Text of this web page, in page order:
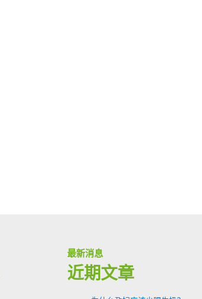
最新消息
近期文章